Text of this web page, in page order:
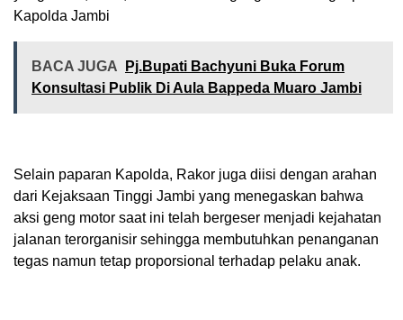
Kapolda Jambi
BACA JUGA
Pj.Bupati Bachyuni Buka Forum
Konsultasi Publik Di Aula Bappeda Muaro Jambi
Selain paparan Kapolda, Rakor juga diisi dengan arahan
dari Kejaksaan Tinggi Jambi yang menegaskan bahwa
aksi geng motor saat ini telah bergeser menjadi kejahatan
jalanan terorganisir sehingga membutuhkan penanganan
tegas namun tetap proporsional terhadap pelaku anak.